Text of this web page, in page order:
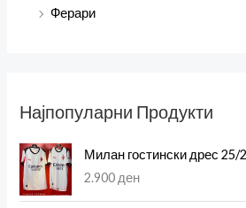
Ферари
Најпопуларни Продукти
Милан гостински дрес 25/
2.900 ден